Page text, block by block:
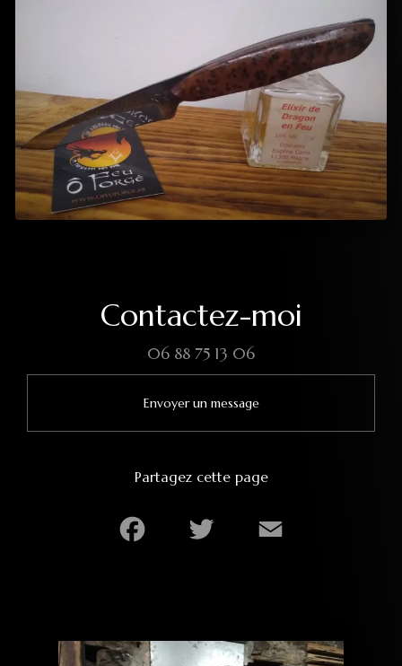
Contactez-moi
06 88 75 13 06
Envoyer un message
Partagez cette page